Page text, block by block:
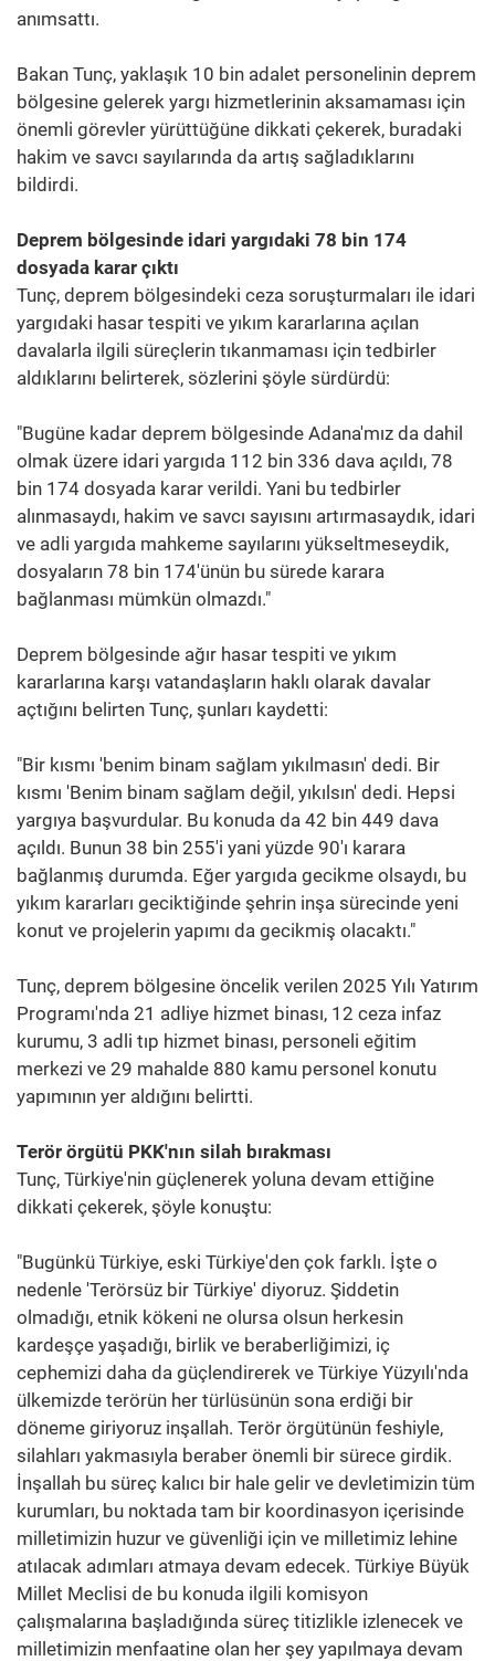
anımsattı.
Bakan Tunç, yaklaşık 10 bin adalet personelinin deprem
bölgesine gelerek yargı hizmetlerinin aksamaması için
önemli görevler yürüttüğüne dikkati çekerek, buradaki
hakim ve savcı sayılarında da artış sağladıklarını
bildirdi.
Deprem bölgesinde idari yargıdaki 78 bin 174
dosyada karar çıktı
Tunç, deprem bölgesindeki ceza soruşturmaları ile idari
yargıdaki hasar tespiti ve yıkım kararlarına açılan
davalarla ilgili süreçlerin tıkanmaması için tedbirler
aldıklarını belirterek, sözlerini şöyle sürdürdü:
"Bugüne kadar deprem bölgesinde Adana'mız da dahil
olmak üzere idari yargıda 112 bin 336 dava açıldı, 78
bin 174 dosyada karar verildi. Yani bu tedbirler
alınmasaydı, hakim ve savcı sayısını artırmasaydık, idari
ve adli yargıda mahkeme sayılarını yükseltmeseydik,
dosyaların 78 bin 174'ünün bu sürede karara
bağlanması mümkün olmazdı."
Deprem bölgesinde ağır hasar tespiti ve yıkım
kararlarına karşı vatandaşların haklı olarak davalar
açtığını belirten Tunç, şunları kaydetti:
"Bir kısmı 'benim binam sağlam yıkılmasın' dedi. Bir
kısmı 'Benim binam sağlam değil, yıkılsın' dedi. Hepsi
yargıya başvurdular. Bu konuda da 42 bin 449 dava
açıldı. Bunun 38 bin 255'i yani yüzde 90'ı karara
bağlanmış durumda. Eğer yargıda gecikme olsaydı, bu
yıkım kararları geciktiğinde şehrin inşa sürecinde yeni
konut ve projelerin yapımı da gecikmiş olacaktı."
Tunç, deprem bölgesine öncelik verilen 2025 Yılı Yatırım
Programı'nda 21 adliye hizmet binası, 12 ceza infaz
kurumu, 3 adli tıp hizmet binası, personeli eğitim
merkezi ve 29 mahalde 880 kamu personel konutu
yapımının yer aldığını belirtti.
Terör örgütü PKK'nın silah bırakması
Tunç, Türkiye'nin güçlenerek yoluna devam ettiğine
dikkati çekerek, şöyle konuştu:
"Bugünkü Türkiye, eski Türkiye'den çok farklı. İşte o
nedenle 'Terörsüz bir Türkiye' diyoruz. Şiddetin
olmadığı, etnik kökeni ne olursa olsun herkesin
kardeşçe yaşadığı, birlik ve beraberliğimizi, iç
cephemizi daha da güçlendirerek ve Türkiye Yüzyılı'nda
ülkemizde terörün her türlüsünün sona erdiği bir
döneme giriyoruz inşallah. Terör örgütünün feshiyle,
silahları yakmasıyla beraber önemli bir sürece girdik.
İnşallah bu süreç kalıcı bir hale gelir ve devletimizin tüm
kurumları, bu noktada tam bir koordinasyon içerisinde
milletimizin huzur ve güvenliği için ve milletimiz lehine
atılacak adımları atmaya devam edecek. Türkiye Büyük
Millet Meclisi de bu konuda ilgili komisyon
çalışmalarına başladığında süreç titizlikle izlenecek ve
milletimizin menfaatine olan her şey yapılmaya devam